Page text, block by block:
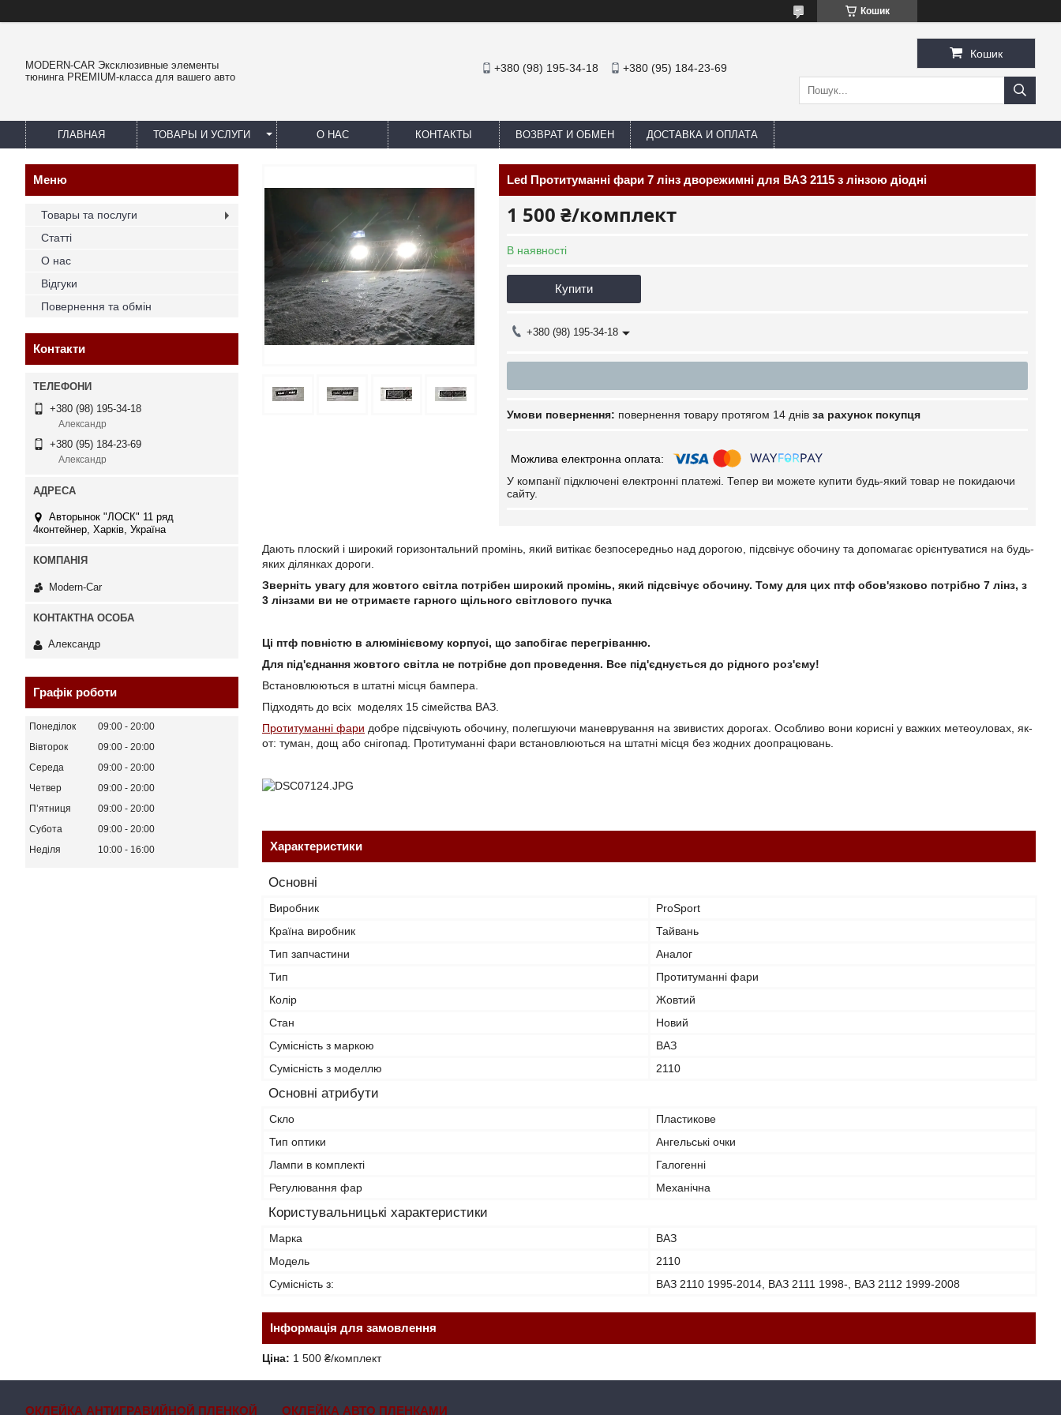
Кошик
MODERN-CAR Эксклюзивные элементы
тюнинга PREMIUM-класса для вашего авто
+380 (98) 195-34-18 +380 (95) 184-23-69
Кошик
ГЛАВНАЯ ТОВАРЫ И УСЛУГИ О НАС КОНТАКТЫ ВОЗВРАТ И ОБМЕН ДОСТАВКА И ОПЛАТА
Led Протитуманні фари 7 лінз дворежимні для ВАЗ 2115 з лінзою діодні
1 500 ₴/комплект
В наявності
Купити
+380 (98) 195-34-18
повернення товару протягом 14 днів за рахунок покупця
У компанії підключені електронні платежі. Тепер ви можете купити будь-який товар не покидаючи
сайту.
Дають плоский і широкий горизонтальний промінь, який витікає безпосередньо над дорогою, підсвічує обочину та допомагає орієнтуватися на будь-
яких ділянках дороги.
Зверніть увагу для жовтого світла потрібен широкий промінь, який підсвічує обочину. Тому для цих птф обов'язково потрібно 7 лінз, з
3 лінзами ви не отримаєте гарного щільного світлового пучка
Ці птф повністю в алюмінієвому корпусі, що запобігає перегріванню.
Для під'єднання жовтого світла не потрібне доп проведення. Все під'єднується до рідного роз'єму!
Встановлюються в штатні місця бампера.
Підходять до всіх моделях 15 сімейства ВАЗ.
Протитуманні фари добре підсвічують обочину, полегшуючи маневрування на звивистих дорогах. Особливо вони корисні у важких метеоуловах, як-
от: туман, дощ або снігопад. Протитуманні фари встановлюються на штатні місця без жодних доопрацювань.
Характеристики
Основні
Виробник
ProSport
Країна виробник
Тайвань
Тип запчастини
Аналог
Тип
Протитуманні фари
Колір
Жовтий
Стан
Новий
Сумісність з маркою
ВАЗ
Сумісність з моделлю
2110
Основні атрибути
Скло
Пластикове
Тип оптики
Ангельські очки
Лампи в комплекті
Галогенні
Регулювання фар
Механічна
Користувальницькі характеристики
Марка
ВАЗ
Модель
2110
Сумісність з:
ВАЗ 2110 1995-2014, ВАЗ 2111 1998-, ВАЗ 2112 1999-2008
Інформація для замовлення
Ціна: 1 500 ₴/комплект
Товары та послуги
Статті
О нас
Відгуки
Повернення та обмін
Контакти
+380 (98) 195-34-18
Александр
+380 (95) 184-23-69
Александр
Авторынок "ЛОСК" 11 ряд
4контейнер, Харків, Україна
Modern-Car
Александр
Графік роботи
Понеділок 09:00
20:00
Вівторок
09:00
20:00
Середа
09:00
20:00
Четвер
09:00
20:00
Пʼятниця
09:00
20:00
Субота
09:00
20:00
Неділя
10:00 16:00
ОКЛЕЙКА АНТИГРАВИЙНОЙ ПЛЕНКОЙ ОКЛЕЙКА АВТО ПЛЕНКАМИ